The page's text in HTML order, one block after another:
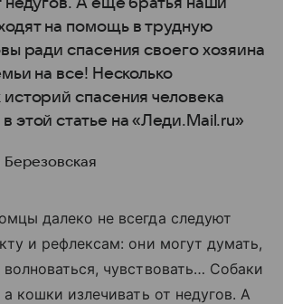
на помощь в трудную
ради спасения своего хозяина
на все! Несколько
историй спасения человека
этой статье на «Леди.Mail.ru»
Березовская
далеко не всегда следуют
и рефлексам: они могут думать,
чувствовать… Собаки
а кошки излечивать от недугов. А